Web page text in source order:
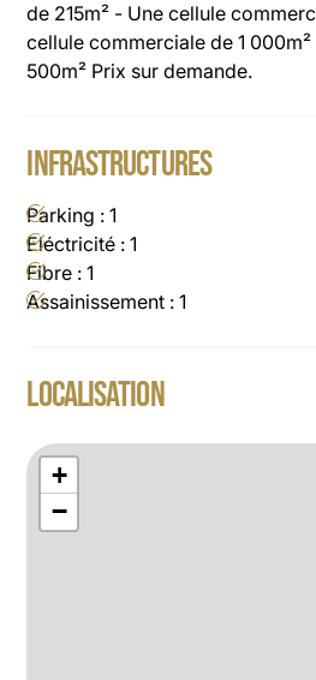
de 215m² - Une cellule
cellule commerciale de 1
500m² Prix sur demande.
INFRASTRUCTURES
Parking : 1
Eléctricité : 1
Fibre : 1
Assainissement : 1
LOCALISATION
+
−